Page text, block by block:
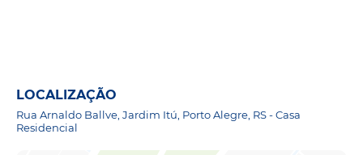
LOCALIZAÇÃO
Rua Arnaldo Ballve, Jardim Itú, Porto Alegre, RS - Casa
Residencial